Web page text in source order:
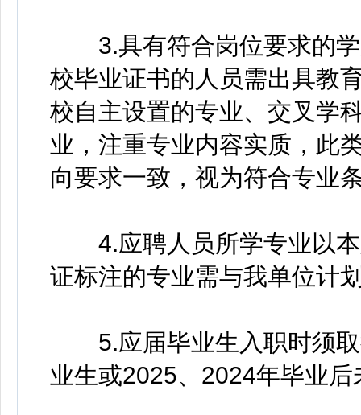
3.具有符合岗位要求的学
校毕业证书的人员需出具教
校自主设置的专业、交叉学
业，注重专业内容实质，此
向要求一致，视为符合专业
4.应聘人员所学专业以本
证标注的专业需与我单位计
5.应届毕业生入职时须取
业生或2025、2024年毕业